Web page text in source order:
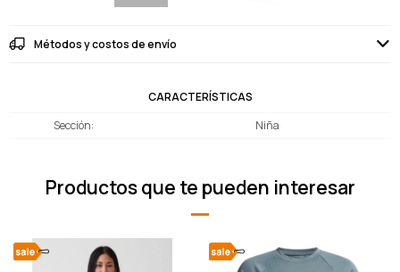
Métodos y costos de envío
CARACTERÍSTICAS
Sección
Niña
Productos que te pueden interesar